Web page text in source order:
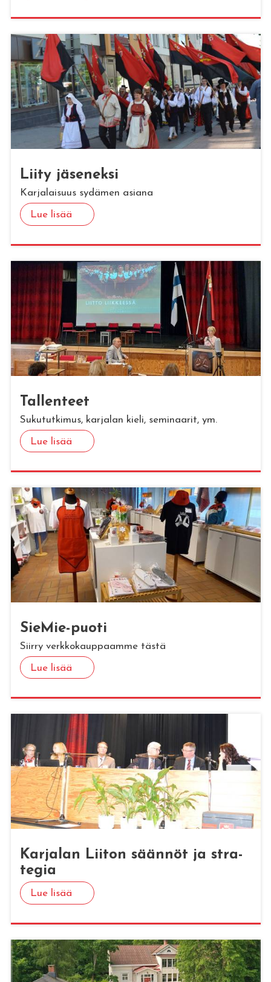
Liity jä­se­nek­si
Karjalaisuus sydämen asiana
Lue lisää
Tal­len­teet
Sukututkimus, karjalan kieli, seminaarit, ym.
Lue lisää
Sie­Mie-puoti
Siirry verkkokauppaamme tästä
Lue lisää
Kar­ja­lan Lii­ton sään­nöt ja stra­
te­gia
Lue lisää